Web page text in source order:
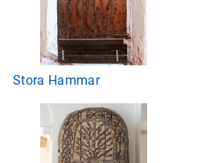
Stora Hammar